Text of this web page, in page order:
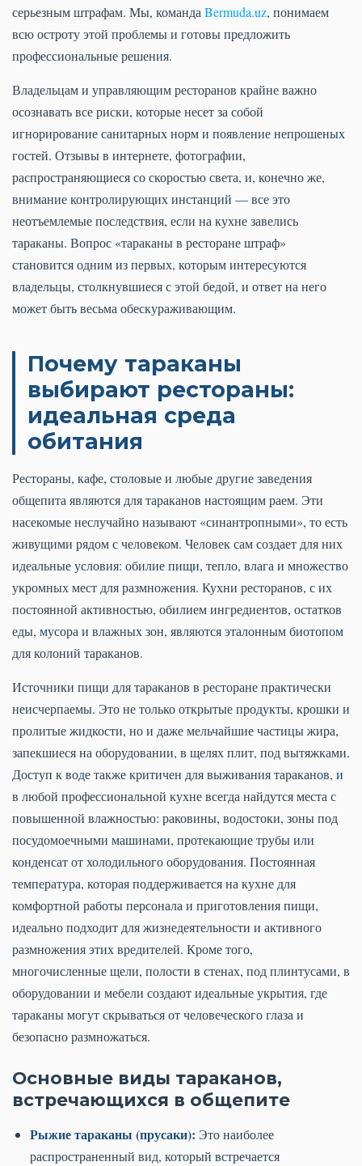
серьезным штрафам. Мы, командаBermuda.uz, понимаем
всю остроту этой проблемы и готовы предложить
профессиональные решения.
Владельцам и управляющим ресторанов крайне важно
осознавать все риски, которые несет за собой
игнорирование санитарных норм и появление непрошеных
гостей. Отзывы в интернете, фотографии,
распространяющиеся со скоростью света, и, конечно же,
внимание контролирующих инстанций — все это
неотъемлемые последствия, если на кухне завелись
тараканы. Вопрос «тараканы в ресторане штраф»
становится одним из первых, которым интересуются
владельцы, столкнувшиеся с этой бедой, и ответ на него
может быть весьма обескураживающим.
Почему тараканы
выбирают рестораны:
идеальная среда
обитания
Рестораны, кафе, столовые и любые другие заведения
общепита являются для тараканов настоящим раем. Эти
насекомые неслучайно называют «синантропными», то есть
живущими рядом с человеком. Человек сам создает для них
идеальные условия: обилие пищи, тепло, влага и множество
укромных мест для размножения. Кухни ресторанов, с их
постоянной активностью, обилием ингредиентов, остатков
еды, мусора и влажных зон, являются эталонным биотопом
для колоний тараканов.
Источники пищи для тараканов в ресторане практически
неисчерпаемы. Это не только открытые продукты, крошки и
пролитые жидкости, но и даже мельчайшие частицы жира,
запекшиеся на оборудовании, в щелях плит, под вытяжками.
Доступ к воде также критичен для выживания тараканов, и
в любой профессиональной кухне всегда найдутся места с
повышенной влажностью: раковины, водостоки, зоны под
посудомоечными машинами, протекающие трубы или
конденсат от холодильного оборудования. Постоянная
температура, которая поддерживается на кухне для
комфортной работы персонала и приготовления пищи,
идеально подходит для жизнедеятельности и активного
размножения этих вредителей. Кроме того,
многочисленные щели, полости в стенах, под плинтусами, в
оборудовании и мебели создают идеальные укрытия, где
тараканы могут скрываться от человеческого глаза и
безопасно размножаться.
Основные виды тараканов,
встречающихся в общепите
Рыжие тараканы (прусаки): Это наиболее
распространенный вид, который встречается